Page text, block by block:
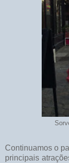
Continuamos o
principais